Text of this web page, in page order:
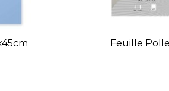
Feuille